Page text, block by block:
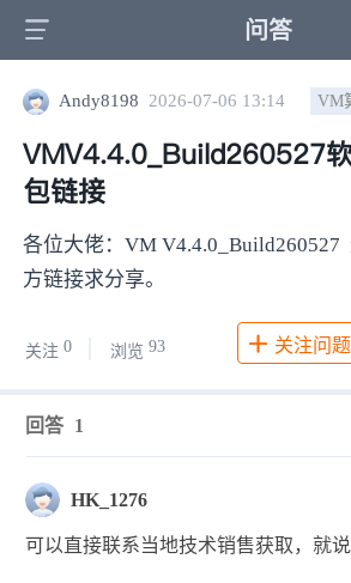
问答
Andy8198 2026-07-06 13:14 VM
VMV4.4.0_Build260527
包链接
各位大佬：VM V4.4.0_Build260527
方链接求分享。
关注 0 浏览 93 关注问题
回答 1
HK_1276
可以直接联系当地技术销售获取，就